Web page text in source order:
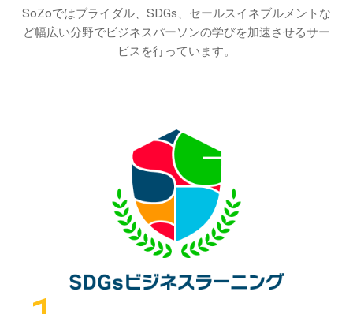
SoZoではブライダル、SDGs、セールスイネブルメントな
ど幅広い分野でビジネスパーソンの学びを加速させるサー
ビスを行っています。